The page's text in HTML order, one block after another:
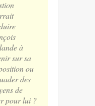
à
sur sa
ou
des
de
pour lui ?